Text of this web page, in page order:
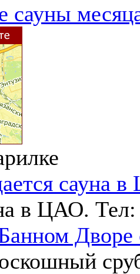
сауны
сауна
в ЦАО.
Дворе